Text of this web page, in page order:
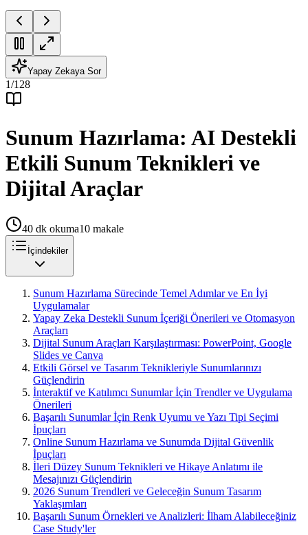
Yapay Zekaya Sor
1/128
Sunum Hazırlama: AI Destekli
Etkili Sunum Teknikleri ve
Dijital Araçlar
40 dk okuma10 makale
İçindekiler
Sunum Hazırlama Sürecinde Temel Adımlar ve En İyi
Uygulamalar
Yapay Zeka Destekli Sunum İçeriği Önerileri ve Otomasyon
Araçları
Dijital Sunum Araçları Karşılaştırması: PowerPoint, Google
Slides ve Canva
Etkili Görsel ve Tasarım Teknikleriyle Sunumlarınızı
Güçlendirin
İnteraktif ve Katılımcı Sunumlar İçin Trendler ve Uygulama
Önerileri
Başarılı Sunumlar İçin Renk Uyumu ve Yazı Tipi Seçimi
İpuçları
Online Sunum Hazırlama ve Sunumda Dijital Güvenlik
İpuçları
İleri Düzey Sunum Teknikleri ve Hikaye Anlatımı ile
Mesajınızı Güçlendirin
2026 Sunum Trendleri ve Geleceğin Sunum Tasarım
Yaklaşımları
Başarılı Sunum Örnekleri ve Analizleri: İlham Alabileceğiniz
Case Study'ler